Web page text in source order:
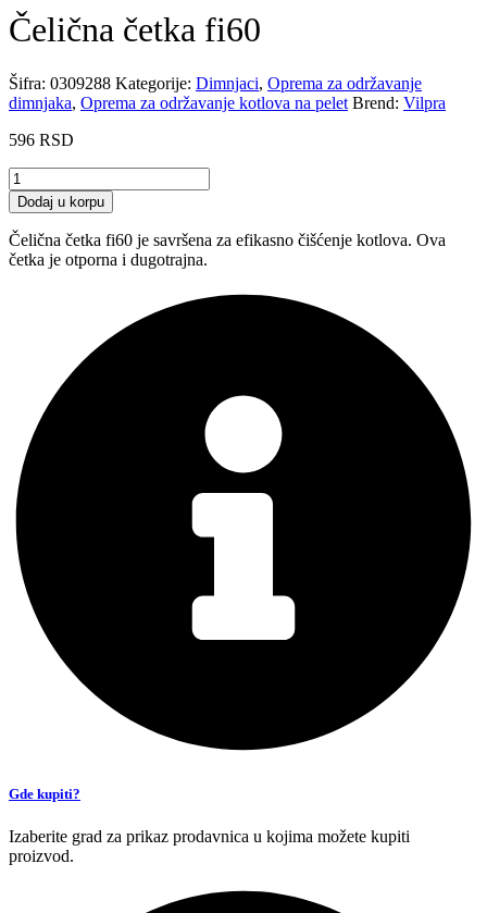
Čelična četka fi60
Šifra: 0309288 Kategorije: Dimnjaci, Oprema za održavanje
dimnjaka, Oprema za održavanje kotlova na pelet Brend: Vilpra
596 RSD
Čelična
četka
fi60
količina
Dodaj u korpu
Čelična četka fi60 je savršena za efikasno čišćenje kotlova. Ova
četka je otporna i dugotrajna.
Gde kupiti?
Izaberite grad za prikaz prodavnica u kojima možete kupiti
proizvod.